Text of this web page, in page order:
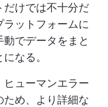
だけでは不十分だ
ラットフォームに
でデータをまと
なる。
ヒューマンエラー
め、より詳細な